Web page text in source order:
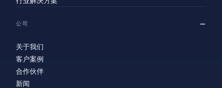
公司
关于我们
客户案例
合作伙伴
新闻